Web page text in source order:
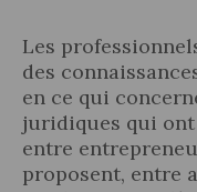
Les
des
en ce qui
juridiques qui
entre
proposent, entre